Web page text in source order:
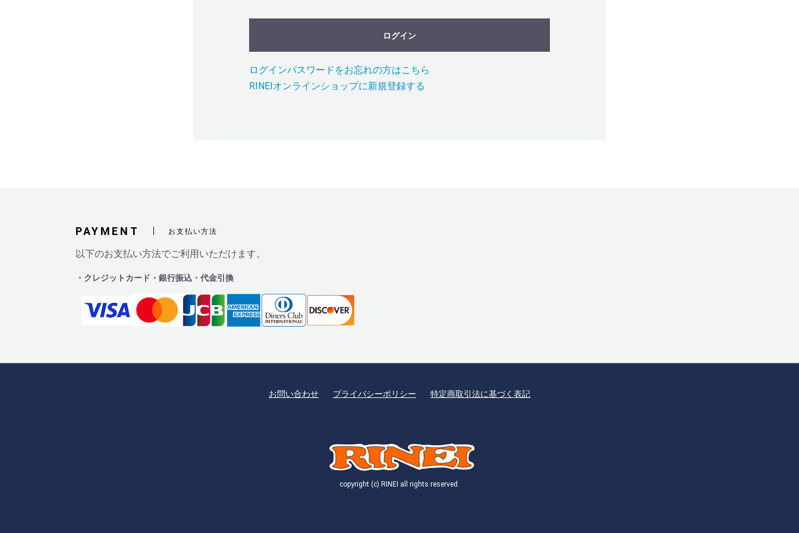
ログイン
ログインパスワードをお忘れの方はこちら
RINEIオンラインショップに新規登録する
PAYMENT お支払い方法
以下のお支払い方法でご利用いただけます。
・クレジットカード ・銀行振込 ・代金引換
お問い合わせ プライバシーポリシー 特定商取引法に基づく表記
copyright (c) RINEI all rights reserved.